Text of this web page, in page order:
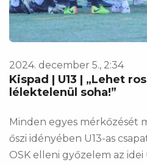
2024. december 5., 2:34
Kispad | U13 | „Lehet
lélektelenül soha!”
Minden egyes mérkőzését
őszi idényében U13-as
OSK elleni győzelem az